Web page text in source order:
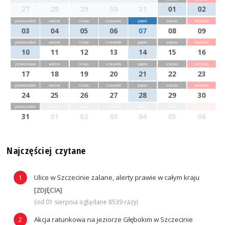
27 28 29 30 31 01 02
poniedziałek
03
wtorek
04
środa
05
czwartek
06
piątek
07
sobota
08
niedziela
09
poniedziałek
10
wtorek
11
środa
12
czwartek
13
piątek
14
sobota
15
niedziela
16
poniedziałek
17
wtorek
18
środa
19
czwartek
20
piątek
21
sobota
22
niedziela
23
poniedziałek
24
wtorek
25
środa
26
czwartek
27
piątek
28
sobota
29
niedziela
30
poniedziałek
31 01 02 03 04 05 06
Najczęściej czytane
Ulice w Szczecinie zalane, alerty prawie w całym kraju
[ZDJĘCIA]
(od 01 sierpnia oglądane 8539 razy)
Akcja ratunkowa na jeziorze Głębokim w Szczecinie